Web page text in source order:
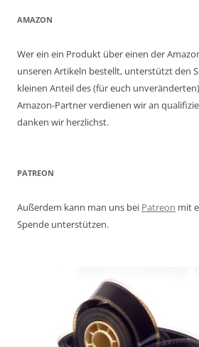
AMAZON
Wer ein ein Produkt über einen der
unseren Artikeln bestellt, unterstützt den
kleinen Anteil des (für euch
Amazon-Partner verdienen wir an
danken wir herzlichst.
PATREON
Außerdem kann man uns bei Patreon mit
Spende unterstützen.